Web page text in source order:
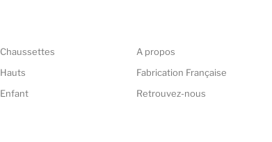
Chaussettes
Hauts
Enfant
A propos
Fabrication Française
Retrouvez-nous